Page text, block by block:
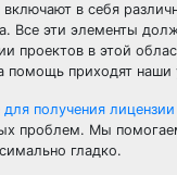
включают в себя
Все эти элементы
проектов в этой
помощь приходят
для получения
проблем. Мы
гладко.